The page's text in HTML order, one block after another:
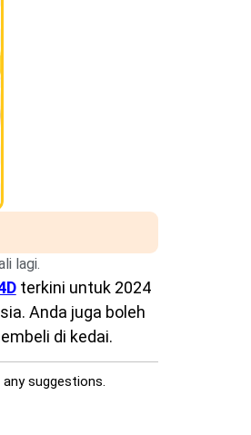
lagi.
terkini untuk 2024
Anda juga boleh
di kedai.
suggestions.